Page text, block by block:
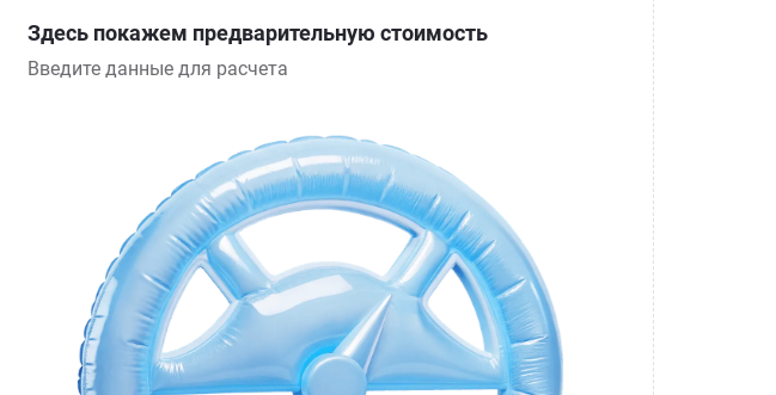
Здесь покажем предварительную стоимость
Введите данные для расчета